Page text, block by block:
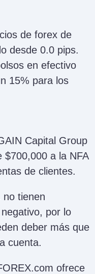
de forex de
desde 0.0 pips.
en efectivo
15% para los
Capital Group
$700,000 a la NFA
de clientes.
no tienen
por lo
deber más que
cuenta.
ofrece